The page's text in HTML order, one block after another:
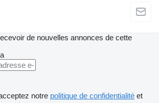
de nouvelles annonces de cette
notre politique de confidentialité et